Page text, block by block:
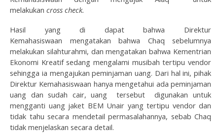
melakukan cross check.
Hasil yang di dapat bahwa Direktur
Kemahasiswaan mengatakan bahwa Chaq sebelumnya
melakukan silahturahmi, dan mengatakan bahwa Kementrian
Ekonomi Kreatif sedang mengalami musibah tertipu vendor
sehingga ia mengajukan peminjaman uang. Dari hal ini, pihak
Direktur Kemahasiswaan hanya mengetahui ada peminjaman
uang dan sudah cair, uang tersebut digunakan untuk
mengganti uang jaket BEM Unair yang tertipu vendor dan
tidak tahu secara mendetail permasalahannya, sebab Chaq
tidak menjelaskan secara detail.